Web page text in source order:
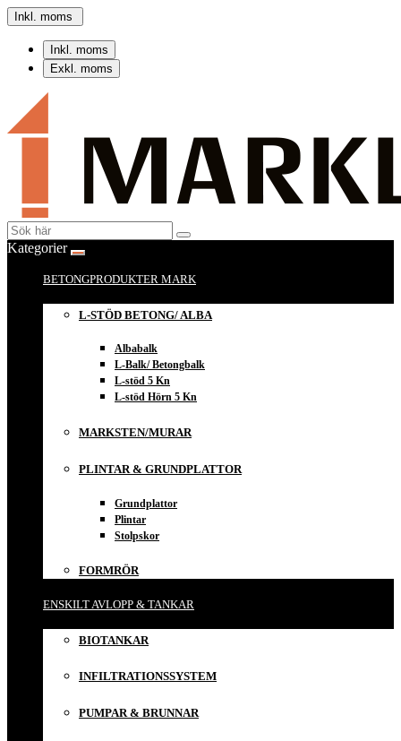
Inkl. moms
Inkl. moms
Exkl. moms
Kategorier
BETONGPRODUKTER MARK
L-STÖD BETONG/ ALBA
Albabalk
L-Balk/ Betongbalk
L-stöd 5 Kn
L-stöd Hörn 5 Kn
MARKSTEN/MURAR
PLINTAR & GRUNDPLATTOR
Grundplattor
Plintar
Stolpskor
FORMRÖR
ENSKILT AVLOPP & TANKAR
BIOTANKAR
INFILTRATIONSSYSTEM
PUMPAR & BRUNNAR